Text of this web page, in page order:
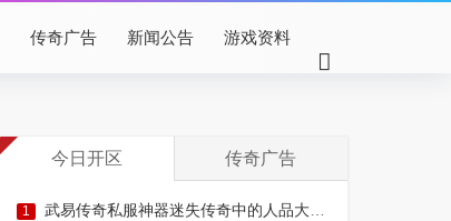
传奇广告 新闻公告 游戏资料
今日开区 传奇广告
1 武易传奇私服神器迷失传奇中的人品大比拼模式